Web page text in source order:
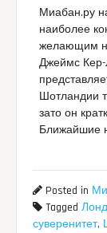
Миабан.ру
наиболее
желающим
Джеймс Кер-
Шотландии
зато он
Ближайшие
Posted in
Tagged
суверенитет,